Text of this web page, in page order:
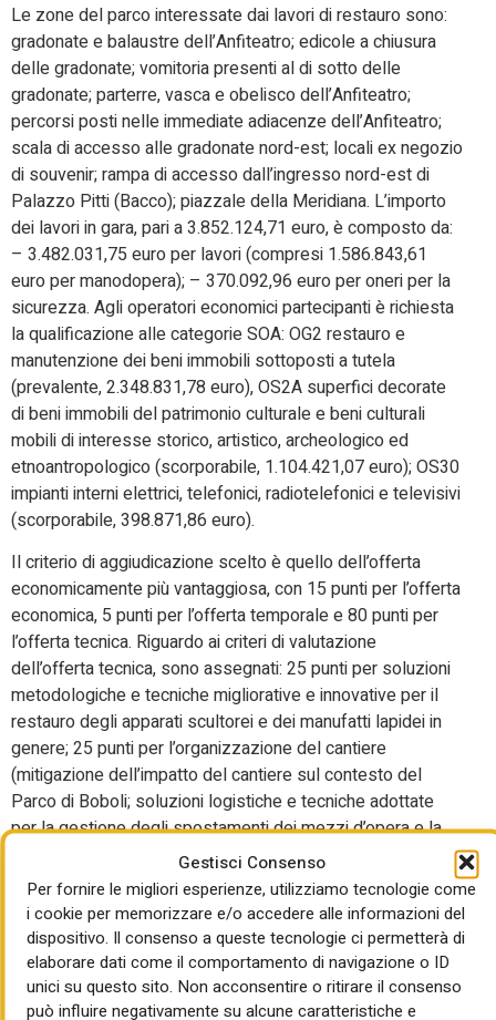
Gestisci Consenso
Per fornire le migliori esperienze, utilizziamo tecnologie come
i cookie per memorizzare e/o accedere alle informazioni del
dispositivo. Il consenso a queste tecnologie ci permetterà di
elaborare dati come il comportamento di navigazione o ID
unici su questo sito. Non acconsentire o ritirare il consenso
può influire negativamente su alcune caratteristiche e
Le zone del parco interessate dai lavori di restauro sono:
gradonate e balaustre dell’Anfiteatro; edicole a chiusura
delle gradonate; vomitoria presenti al di sotto delle
gradonate; parterre, vasca e obelisco dell’Anfiteatro;
percorsi posti nelle immediate adiacenze dell’Anfiteatro;
scala di accesso alle gradonate nord-est; locali ex negozio
di souvenir; rampa di accesso dall’ingresso nord-est di
Palazzo Pitti (Bacco); piazzale della Meridiana. L’importo
dei lavori in gara, pari a 3.852.124,71 euro, è composto da:
– 3.482.031,75 euro per lavori (compresi 1.586.843,61
euro per manodopera); – 370.092,96 euro per oneri per la
sicurezza. Agli operatori economici partecipanti è richiesta
la qualificazione alle categorie SOA: OG2 restauro e
manutenzione dei beni immobili sottoposti a tutela
(prevalente, 2.348.831,78 euro), OS2A superfici decorate
di beni immobili del patrimonio culturale e beni culturali
mobili di interesse storico, artistico, archeologico ed
etnoantropologico (scorporabile, 1.104.421,07 euro); OS30
impianti interni elettrici, telefonici, radiotelefonici e televisivi
(scorporabile, 398.871,86 euro).
Il criterio di aggiudicazione scelto è quello dell’offerta
economicamente più vantaggiosa, con 15 punti per l’offerta
economica, 5 punti per l’offerta temporale e 80 punti per
l’offerta tecnica. Riguardo ai criteri di valutazione
dell’offerta tecnica, sono assegnati: 25 punti per soluzioni
metodologiche e tecniche migliorative e innovative per il
restauro degli apparati scultorei e dei manufatti lapidei in
genere; 25 punti per l’organizzazione del cantiere
(mitigazione dell’impatto del cantiere sul contesto del
Parco di Boboli; soluzioni logistiche e tecniche adottate
per la gestione degli spostamenti dei mezzi d’opera e la
movimentazione dei materiali “da e verso” l’area di
cantiere, con particolare riferimento alle problematiche di
interferenza con il pubblico in visita al Parco; migliore
coordinamento delle fasi operative e della logistica di
cantiere in relazione ad altri eventuali interventi in corso
all’interno di Boboli); 15 punti per qualifiche ed esperienze
specifiche; 10 punti per documentazione e archiviazione